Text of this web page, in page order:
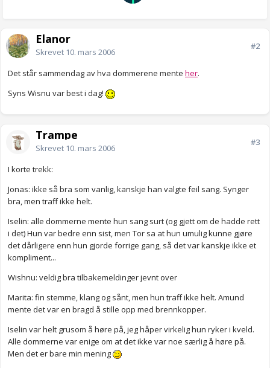
Elanor
Skrevet 10. mars 2006
#2
Det står sammendag av hva dommerene mente her.
Syns Wisnu var best i dag!
Trampe
Skrevet 10. mars 2006
#3
I korte trekk:
Jonas: ikke så bra som vanlig, kanskje han valgte feil sang. Synger
bra, men traff ikke helt.
Iselin: alle dommerne mente hun sang surt (og gjett om de hadde rett
i det) Hun var bedre enn sist, men Tor sa at hun umulig kunne gjøre
det dårligere enn hun gjorde forrige gang, så det var kanskje ikke et
kompliment...
Wishnu: veldig bra tilbakemeldinger jevnt over
Marita: fin stemme, klang og sånt, men hun traff ikke helt. Amund
mente det var en bragd å stille opp med brennkopper.
Iselin var helt grusom å høre på, jeg håper virkelig hun ryker i kveld.
Alle dommerne var enige om at det ikke var noe særlig å høre på.
Men det er bare min mening